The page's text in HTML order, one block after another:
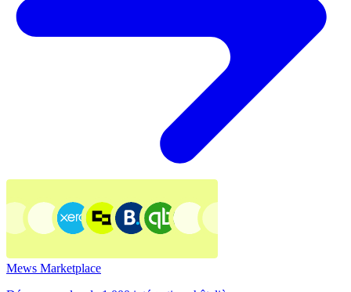
Mews Marketplace